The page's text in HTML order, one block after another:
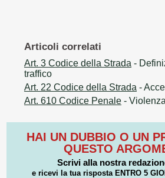
Articoli correlati
Art. 3 Codice della Strada -
traffico
Art. 22 Codice della Strada -
Art. 610 Codice Penale -
HAI UN DUBBIO O UN
QUESTO
Scrivi alla nostra
e ricevi la tua risposta ENTRO 5